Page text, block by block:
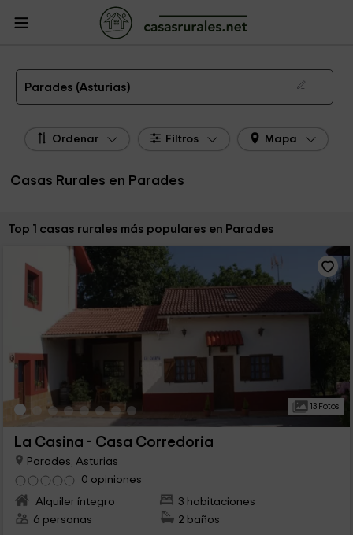
Casas Rurales
Parades
Las 1 mejores casas rurales en Parades de 2026
Parades (Asturias)
Ordenar Filtros Mapa
Casas Rurales en Parades
Ordenar por:
Top 1 casas rurales más populares en Parades
13 Fotos
La Casina - Casa Corredoria
Parades, Asturias
0 opiniones
Alquiler íntegro
3 habitaciones
6 personas
2 baños